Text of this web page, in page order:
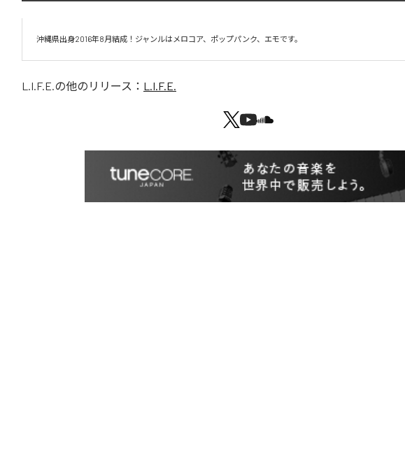
沖縄県出身2016年8月結成！ジャンルはメロコア、ポップパンク、エモです。
L.I.F.E.の他のリリース： L.I.F.E.